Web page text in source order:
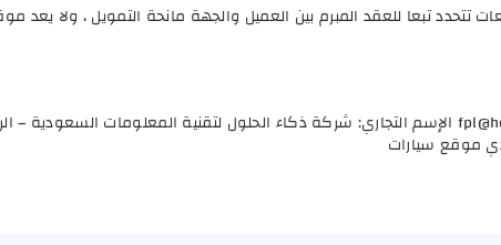
تبعا للعقد المبرم بين العميل والجهة مانحة التمويل ، ولا يعد
الإسم التجاري: شركة ذكاء الحلول لتقنية المعلومات السعودية –